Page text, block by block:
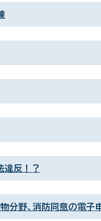
違反！？
分野、消防同意の電子